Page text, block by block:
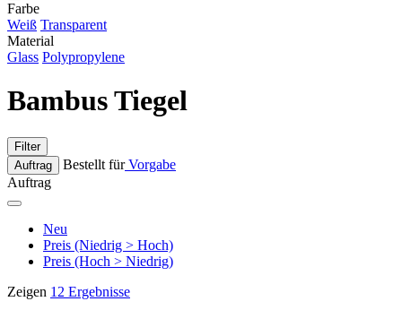
Farbe
Weiß Transparent
Material
Glass Polypropylene
Bambus Tiegel
Filter
Auftrag
Bestellt fürVorgabe
Auftrag
Neu
Preis (Niedrig > Hoch)
Preis (Hoch > Niedrig)
Zeigen 12 Ergebnisse